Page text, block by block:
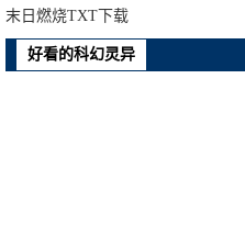
末日燃烧TXT下载
好看的科幻灵异